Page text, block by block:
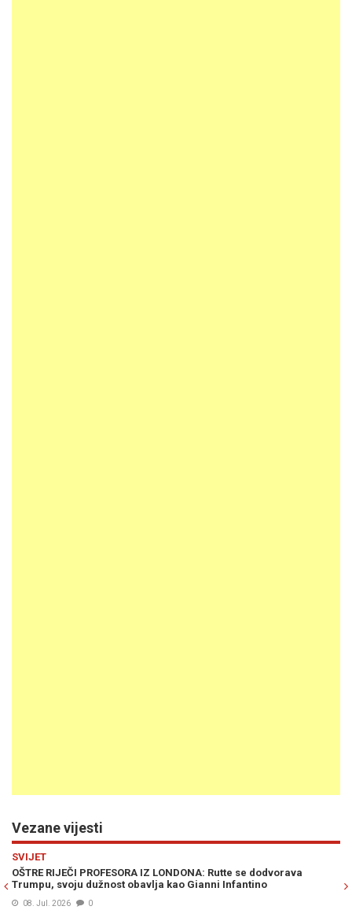
Vezane vijesti
"ŠTA JE S VAŠIM SAMOPOŠTOVANJEM?": Novinar pritisnuo
zbog Trumpa, evo kakav je odgovor dobio (VIDEO)
08. Jul. 2026